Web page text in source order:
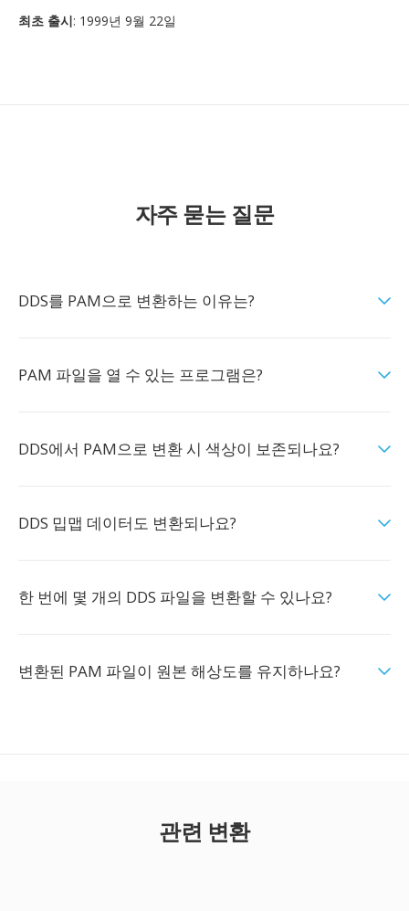
최초 출시: 1999년 9월 22일
자주 묻는 질문
DDS를 PAM으로 변환하는 이유는?
PAM 파일을 열 수 있는 프로그램은?
DDS에서 PAM으로 변환 시 색상이 보존되나요?
DDS 밉맵 데이터도 변환되나요?
한 번에 몇 개의 DDS 파일을 변환할 수 있나요?
변환된 PAM 파일이 원본 해상도를 유지하나요?
관련 변환